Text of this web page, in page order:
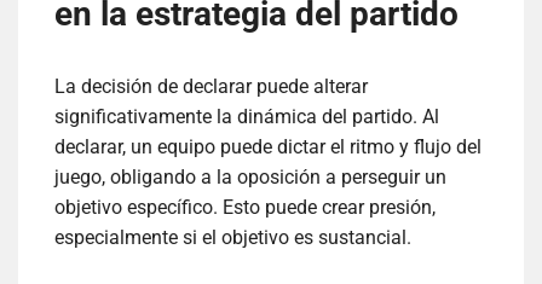
en la estrategia del partido
La decisión de declarar puede alterar
significativamente la dinámica del partido. Al
declarar, un equipo puede dictar el ritmo y flujo del
juego, obligando a la oposición a perseguir un
objetivo específico. Esto puede crear presión,
especialmente si el objetivo es sustancial.